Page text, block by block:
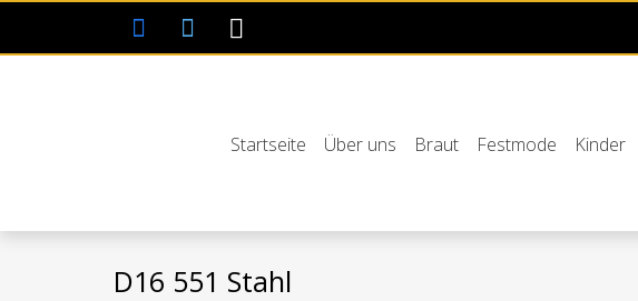
Startseite Über uns Braut Festmode Kinder
D16 551 Stahl